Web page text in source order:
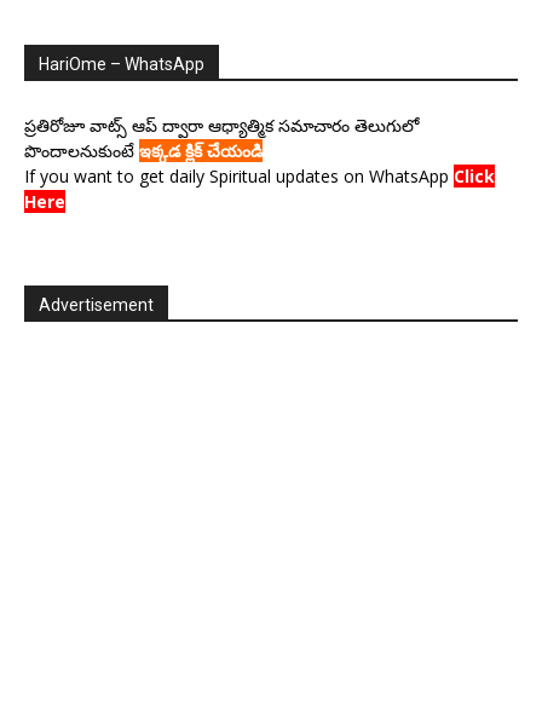
HariOme – WhatsApp
ప్రతిరోజూ వాట్స్ ఆప్ ద్వారా ఆధ్యాత్మిక సమాచారం తెలుగులో
పొందాలనుకుంటే ఇక్కడ క్లిక్ చేయండి
If you want to get daily Spiritual updates on WhatsApp Click
Here
Advertisement